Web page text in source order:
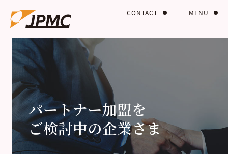
MENU
CONTACT
パートナー加盟を
ご検討中の企業さま